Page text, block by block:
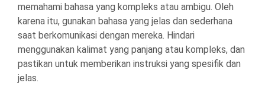
memahami bahasa yang kompleks atau ambigu. Oleh
karena itu, gunakan bahasa yang jelas dan sederhana
saat berkomunikasi dengan mereka. Hindari
menggunakan kalimat yang panjang atau kompleks, dan
pastikan untuk memberikan instruksi yang spesifik dan
jelas.